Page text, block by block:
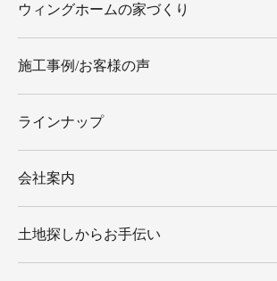
ウィングホームの家づくり
施工事例/お客様の声
ラインナップ
会社案内
土地探しからお手伝い